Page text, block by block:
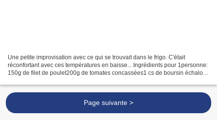
Une petite improvisation avec ce qui se trouvait dans le frigo. C'était
réconfortant avec ces températures en baisse... Ingrédients pour 1personne:
150g de filet de poulet200g de tomates concassées1 cs de boursin échalotte
Page suivante >